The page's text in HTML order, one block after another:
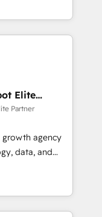
eliminating
goals.
platform
current HubSpot
Elite
Partner
agency
data, and
LATAM, and
in building
success